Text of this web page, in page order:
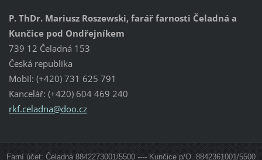
P. ThDr. Mariusz Roszewski, farář farnosti Čeladná a
Kunčice pod Ondřejníkem
739 12 Čeladná 153
Česká republika
Mobil: (+420) 731 625 791
Kancelář: (+420) 604 469 240
rkf.celadna@doo.cz
Farní účet: Čeladná 8842273001/5500 ---- Kunčice p/O. 8842361001/5500